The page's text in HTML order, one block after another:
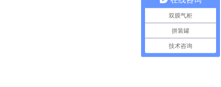
双膜气柜
拼装罐
技术咨询